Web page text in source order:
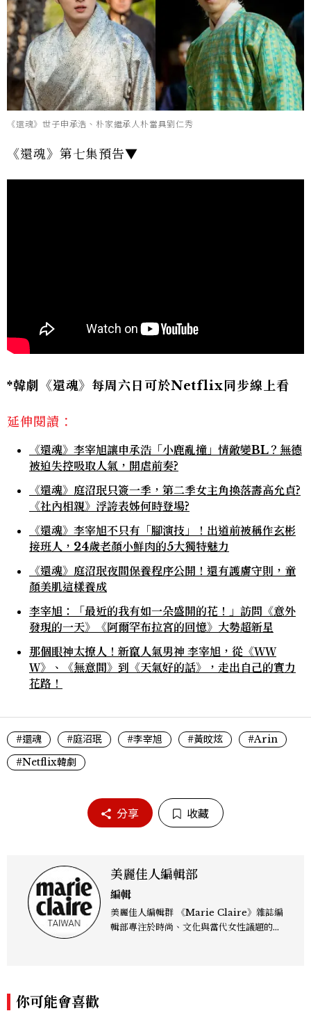
《還魂》世子申承浩、朴家繼承人朴當具劉仁秀
《還魂》第七集預告▼
*韓劇《還魂》每周六日可於Netflix同步線上看
延伸閱讀：
《還魂》李宰旭讓申承浩「小鹿亂撞」情敵變BL？無德
被迫失控吸取人氣，開虐前奏?
《還魂》庭沼珉只簽一季，第二季女主角換落壽高允貞?
《社內相親》浮誇表姊何時登場?
《還魂》李宰旭不只有「腳演技」！出道前被稱作玄彬
接班人，24歲老顏小鮮肉的5大獨特魅力
《還魂》庭沼珉夜間保養程序公開！還有護膚守則，童
顏美肌這樣養成
李宰旭：「最近的我有如一朵盛開的花！」訪問《意外
發現的一天》《阿爾罕布拉宮的回憶》大勢超新星
那個眼神太撩人！新竄人氣男神 李宰旭，從《ＷＷ
Ｗ》、《無意間》到《天氣好的話》，走出自己的實力
花路！
#還魂 #庭沼珉 #李宰旭 #黃旼炫
#Arin
#Netflix韓劇
分享 收藏
美麗佳人編輯部
編輯
美麗佳人編輯群 《Marie Claire》雜誌編
輯部專注於時尚、文化與當代女性議題的深
你可能會喜歡